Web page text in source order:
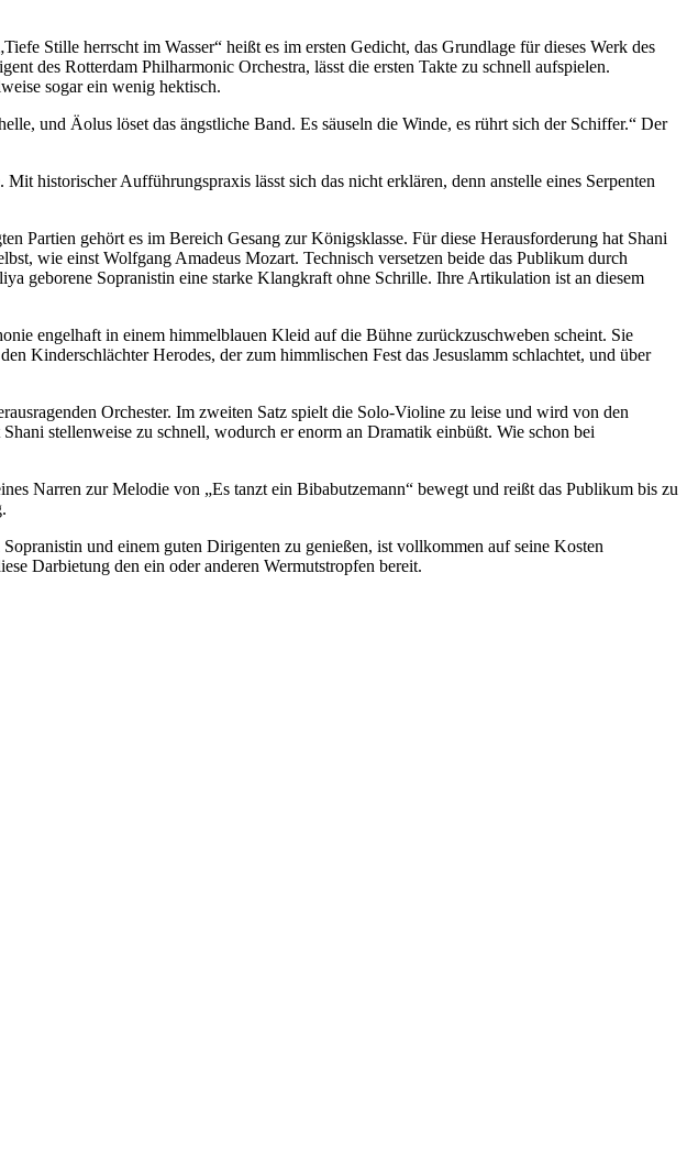
Stille herrscht im Wasser“ heißt es im ersten Gedicht, das Grundlage für dieses Werk des
des Rotterdam Philharmonic Orchestra, lässt die ersten Takte zu schnell aufspielen.
sogar ein wenig hektisch.
und Äolus löset das ängstliche Band. Es säuseln die Winde, es rührt sich der Schiffer.“ Der
historischer Aufführungspraxis lässt sich das nicht erklären, denn anstelle eines Serpenten
Partien gehört es im Bereich Gesang zur Königsklasse. Für diese Herausforderung hat Shani
wie einst Wolfgang Amadeus Mozart. Technisch versetzen beide das Publikum durch
geborene Sopranistin eine starke Klangkraft ohne Schrille. Ihre Artikulation ist an diesem
engelhaft in einem himmelblauen Kleid auf die Bühne zurückzuschweben scheint. Sie
Kinderschlächter Herodes, der zum himmlischen Fest das Jesuslamm schlachtet, und über
Orchester. Im zweiten Satz spielt die Solo-Violine zu leise und wird von den
stellenweise zu schnell, wodurch er enorm an Dramatik einbüßt. Wie schon bei
Narren zur Melodie von „Es tanzt ein Bibabutzemann“ bewegt und reißt das Publikum bis zu
und einem guten Dirigenten zu genießen, ist vollkommen auf seine Kosten
Darbietung den ein oder anderen Wermutstropfen bereit.